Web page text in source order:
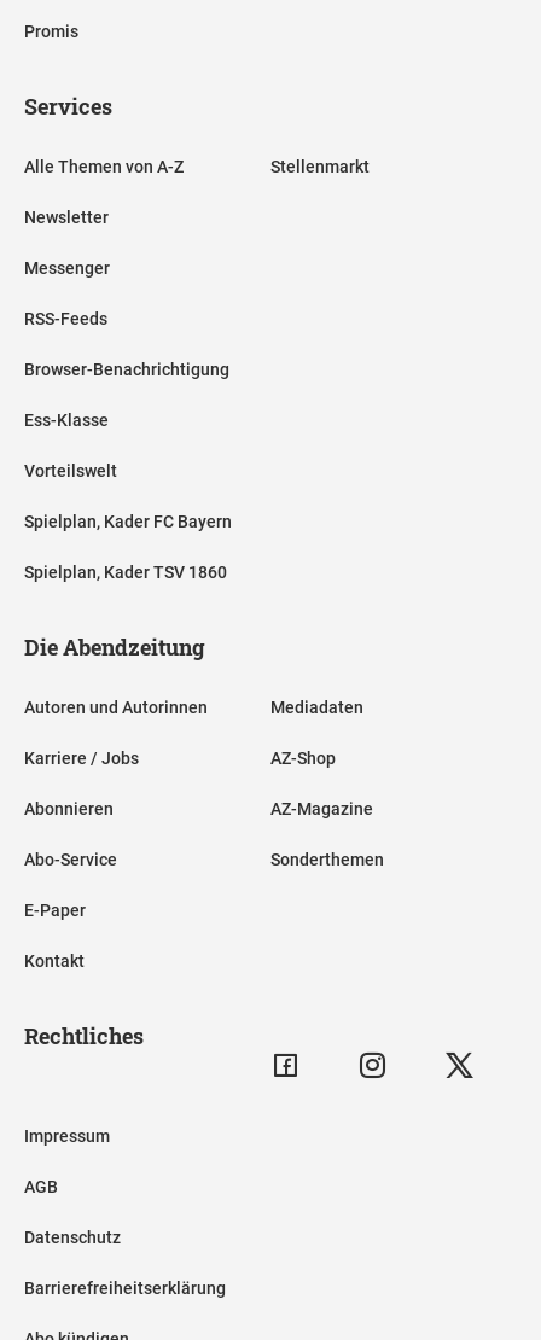
Promis
Services
Alle Themen von A-Z
Newsletter
Messenger
RSS-Feeds
Browser-Benachrichtigung
Ess-Klasse
Vorteilswelt
Spielplan, Kader FC Bayern
Spielplan, Kader TSV 1860
Stellenmarkt
Die Abendzeitung
Autoren und Autorinnen
Karriere / Jobs
Abonnieren
Abo-Service
E-Paper
Kontakt
Mediadaten
AZ-Shop
AZ-Magazine
Sonderthemen
Rechtliches
Impressum
AGB
Datenschutz
Barrierefreiheitserklärung